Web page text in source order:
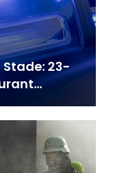
Stade: 23-